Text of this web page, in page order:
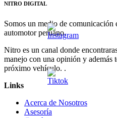
NITRO DIGITAL
Somos un medio de comunicación
automotor peruano.
Nitro es un canal donde
manejo con una opinión y además
próximo vehículo. .
Links
Acerca de Nosotros
Asesoría